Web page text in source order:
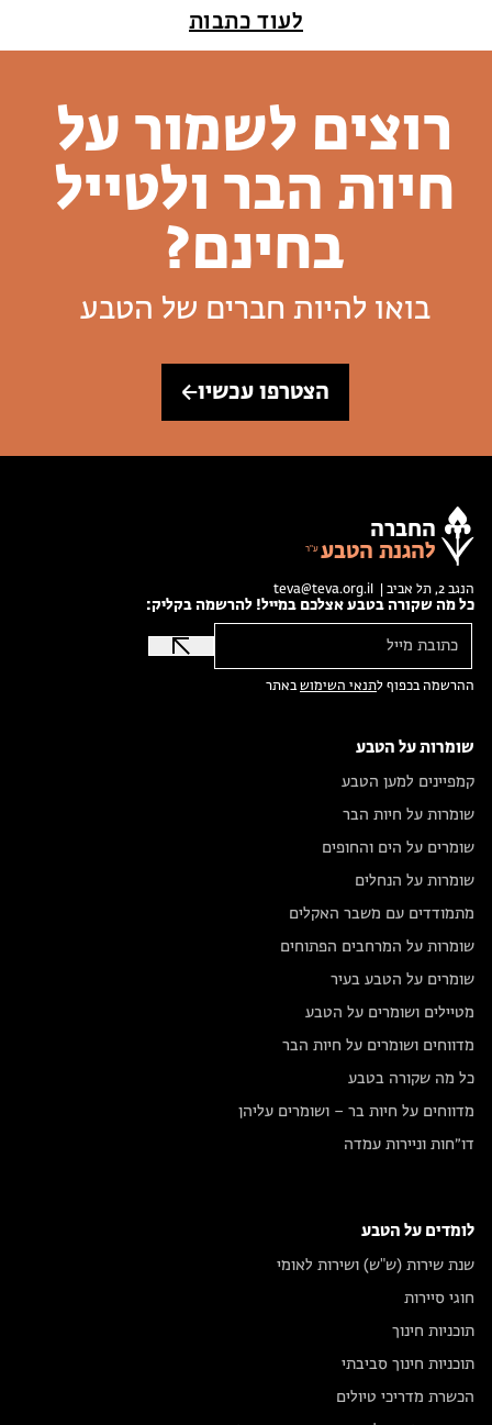
לעוד כתבות
רוצים לשמור על
חיות הבר ולטייל
בחינם?
בואו להיות חברים של הטבע
הצטרפו עכשיו
החברה
להגנת הטבע
הנגב 2, תל אביב | teva@teva.org.il
כל מה שקורה בטבע אצלכם במייל! להרשמה בקליק:
ההרשמה בכפוף לתנאי השימושבאתר
שומרות על הטבע
קמפיינים למען הטבע
שומרות על חיות הבר
שומרים על הים והחופים
שומרות על הנחלים
מתמודדים עם משבר האקלים
שומרות על המרחבים הפתוחים
שומרים על הטבע בעיר
מטיילים ושומרים על הטבע
מדווחים ושומרים על חיות הבר
כל מה שקורה בטבע
מדווחים על חיות בר – ושומרים עליהן
דו״חות וניירות עמדה
לומדים על הטבע
שנת שירות (ש"ש) ושירות לאומי
חוגי סיירות
תוכניות חינוך
תוכניות חינוך סביבתי
הכשרת מדריכי טיולים